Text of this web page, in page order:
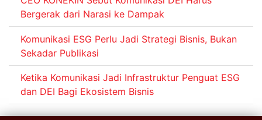
Bergerak dari Narasi ke Dampak
Komunikasi ESG Perlu Jadi Strategi Bisnis, Bukan
Sekadar Publikasi
Ketika Komunikasi Jadi Infrastruktur Penguat ESG
dan DEI Bagi Ekosistem Bisnis